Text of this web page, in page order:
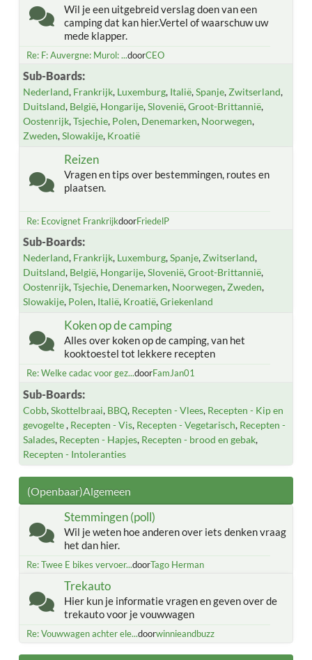
Wil je een uitgebreid verslag doen van een
camping dat kan hier.Vertel of waarschuw uw
mede klapper.
Re: F: Auvergne: Murol: ...doorCEO
Sub-Boards
Nederland Frankrijk Luxemburg Italië Spanje Zwitserland
Duitsland België Hongarije Slovenië Groot-Brittannië
Oostenrijk Tsjechie Polen Denemarken Noorwegen
Zweden Slowakije Kroatië
Reizen
Vragen en tips over bestemmingen, routes en
plaatsen.
Re: Ecovignet FrankrijkdoorFriedelP
Sub-Boards
Nederland Frankrijk Luxemburg Spanje Zwitserland
Duitsland België Hongarije Slovenië Groot-Brittannië
Oostenrijk Tsjechie Denemarken Noorwegen Zweden
Slowakije Polen Italië Kroatië Griekenland
Koken op de camping
Alles over koken op de camping, van het
kooktoestel tot lekkere recepten
Re: Welke cadac voor gez...doorFamJan01
Sub-Boards
Cobb Skottelbraai BBQ Recepten - Vlees Recepten - Kip en
gevogelte Recepten - Vis Recepten - Vegetarisch Recepten -
Salades Recepten - Hapjes Recepten - brood en gebak
Recepten - Intoleranties
(Openbaar)Algemeen
Stemmingen (poll)
Wil je weten hoe anderen over iets denken vraag
het dan hier.
Re: Twee E bikes vervoer...doorTago Herman
Trekauto
Hier kun je informatie vragen en geven over de
trekauto voor je vouwwagen
Re: Vouwwagen achter ele...doorwinnieandbuzz